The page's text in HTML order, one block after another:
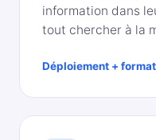
information dans
tout chercher à la
Déploiement +